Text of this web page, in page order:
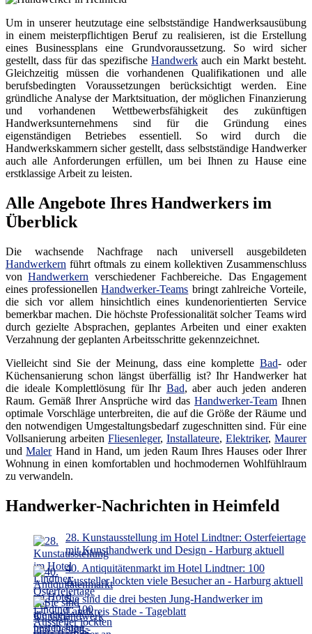
Um in unserer heutzutage eine selbstständige Handwerksausübung
in einem meisterpflichtigen Beruf zu realisieren, ist die Erstellung
eines Businessplans eine Grundvoraussetzung. So wird sicher
gestellt, dass für das spezifischeHandwerk auch ein Markt besteht.
Gleichzeitig müssen die vorhandenen Qualifikationen und alle
berufsbedingten Voraussetzungen berücksichtigt werden. Eine
gründliche Analyse der Marktsituation, der möglichen Finanzierung
und vorhandenen Wettbewerbsfähigkeit des zukünftigen
Handwerksunternehmens sind für die Gründung eines
eigenständigen Betriebes essentiell. So wird durch die
Handwerkskammern sicher gestellt, dass selbstständige Handwerker
auch alle Anforderungen erfüllen, um bei Ihnen zu Hause eine
erstklassige Arbeit zu leisten.
Alle Angebote Ihres Handwerkers im
Überblick
Die wachsende Nachfrage nach universell ausgebildeten
Handwerkern führt oftmals zu einem kollektiven Zusammenschluss
vonHandwerkern verschiedener Fachbereiche. Das Engagement
eines professionellenHandwerker-Teams bringt zahlreiche Vorteile,
die sich vor allem hinsichtlich eines kundenorientierten Service
bemerkbar machen. Die höchste Professionalität solcher Teams wird
durch gezielte Absprachen, geplantes Arbeiten und einer exakten
Verzahnung der geplanten Arbeitsschritte gekennzeichnet.
Vielleicht sind Sie der Meinung, dass eine kompletteBad- oder
Küchensanierung schon längst überfällig ist? Ihr Handwerker hat
die ideale Komplettlösung für Ihr Bad, aber auch jeden anderen
Raum. Gemäß Ihrer Ansprüche wird dasHandwerker-Team Ihnen
optimale Vorschläge unterbreiten, die auf die Größe der Räume und
den notwendigen Umgestaltungsbedarf zugeschnitten sind. Für eine
Vollsanierung arbeiten Fliesenleger, Installateure, Elektriker, Maurer
undMalerHand in Hand, um jeden Raum Ihres Hauses oder Ihrer
Wohnung in einen komfortablen und hochmodernen Wohlfühlraum
zu verwandeln.
Handwerker-Nachrichten in Heimfeld
28. Kunstausstellung im Hotel Lindtner: Osterfeiertage
mit Kunsthandwerk und Design - Harburg aktuell
40. Antiquitätenmarkt im Hotel Lindtner: 100
Aussteller lockten viele Besucher an - Harburg aktuell
Sie sind die drei besten Jung-Handwerker im
Landkreis Stade - Tageblatt